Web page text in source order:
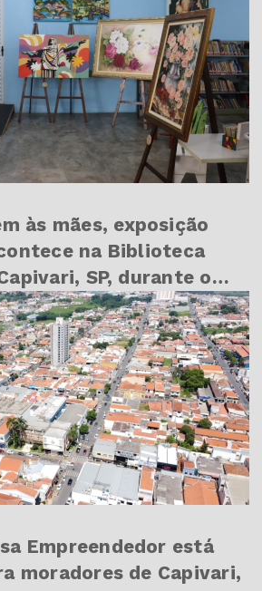
às mães, exposição
na Biblioteca
SP, durante o
está
moradores de Capivari,